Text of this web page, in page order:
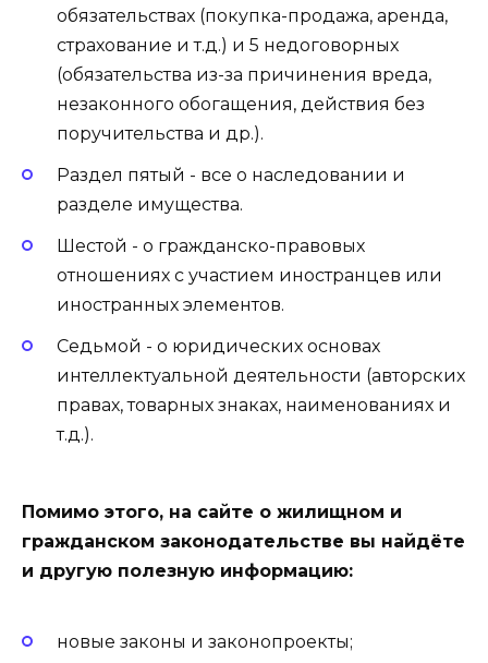
обязательствах (покупка-продажа, аренда,
страхование и т.д.) и 5 недоговорных
(обязательства из-за причинения вреда,
незаконного обогащения, действия без
поручительства и др.).
Раздел пятый - все о наследовании и
разделе имущества.
Шестой - о гражданско-правовых
отношениях с участием иностранцев или
иностранных элементов.
Седьмой - о юридических основах
интеллектуальной деятельности (авторских
правах, товарных знаках, наименованиях и
т.д.).
Помимо этого, на сайте о жилищном и
гражданском законодательстве вы найдёте
и другую полезную информацию:
новые законы и законопроекты;